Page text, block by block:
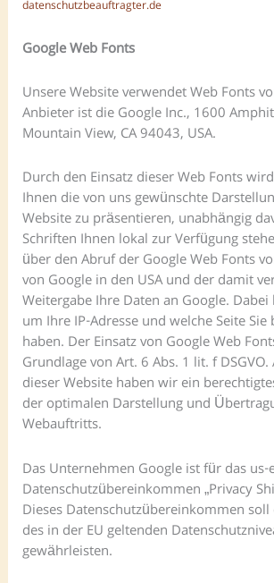
datenschutzbeauftragter.de
Google Web Fonts
Unsere Website verwendet Web Fonts
Anbieter ist die Google Inc., 1600
Mountain View, CA 94043, USA.
Durch den Einsatz dieser Web Fonts
Ihnen die von uns gewünschte
Website zu präsentieren, unabhängig
Schriften Ihnen lokal zur Verfügung
über den Abruf der Google Web Fonts
von Google in den USA und der damit
Weitergabe Ihre Daten an Google.
um Ihre IP-Adresse und welche Seite
haben. Der Einsatz von Google Web
Grundlage von Art. 6 Abs. 1 lit. f
dieser Website haben wir ein
der optimalen Darstellung und
Webauftritts.
Das Unternehmen Google ist für das
Datenschutzübereinkommen „Privacy
Dieses Datenschutzübereinkommen
des in der EU geltenden
gewährleisten.